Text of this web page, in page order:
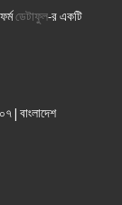
ডেটাফুল-র একটি
| বাংলাদেশ